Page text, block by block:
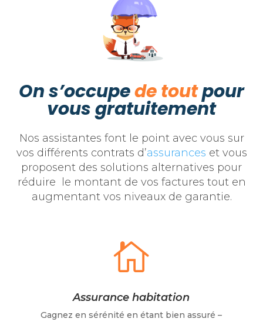
On s’occupede toutpour
vous gratuitement
Nos assistantes font le point avec vous sur
vos différents contrats d’assurances et vous
proposent des solutions alternatives pour
réduire le montant de vos factures tout en
augmentant vos niveaux de garantie.

Assurance habitation
Gagnez en sérénité en étant bien assuré –